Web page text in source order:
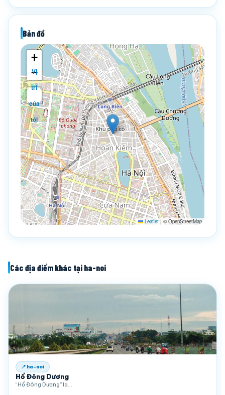
Bản đồ
+
−
Vị
trí
của
tôi
Leaflet | © OpenStreetMap
Các địa điểm khác tại ha-noi
📍 ha-noi
Hổ Đông Dương
“Hổ Đông Dương” la…